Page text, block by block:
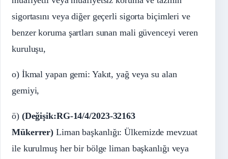
sigortasını veya diğer geçerli sigorta biçimleri ve
benzer koruma şartları sunan mali güvenceyi veren
kuruluşu,
o) İkmal yapan gemi: Yakıt, yağ veya su alan
gemiyi,
ö) (Değişik:RG-14/4/2023-32163
Mükerrer) Liman başkanlığı: Ülkemizde mevzuat
ile kurulmuş her bir bölge liman başkanlığı veya